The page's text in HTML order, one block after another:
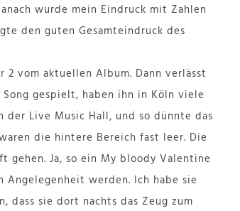
wurde mein Eindruck mit Zahlen
den guten Gesamteindruck des
2 vom aktuellen Album. Dann verlässt
gespielt, haben ihn in Köln viele
der Live Music Hall, und so dünnte das
die hintere Bereich fast leer. Die
gehen. Ja, so ein My bloody Valentine
werden. Ich habe sie
dass sie dort nachts das Zeug zum